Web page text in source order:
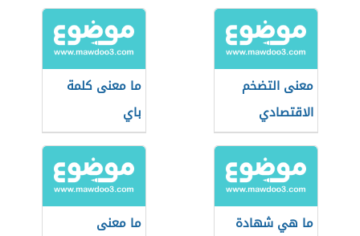
معنى التضخم
الاقتصادي
ما معنى كلمة
باي
ما هي شهادة
ما معنى